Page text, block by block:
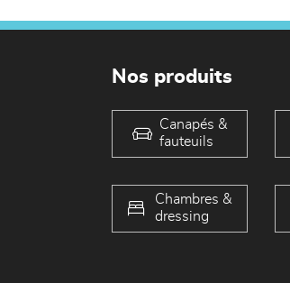
Nos produits
Canapés &
fauteuils
Chambres &
dressing